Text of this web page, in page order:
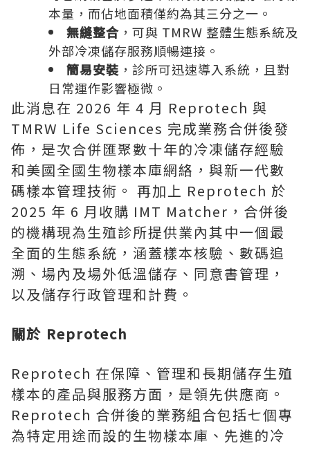
本量，而佔地面積僅約為其三分之一。
無縫整合 ，可與 TMRW 整體生態系統及
外部冷凍儲存服務順暢連接。
簡易安裝 ，診所可迅速導入系統，且對
日常運作影響極微。
此消息在 2026 年 4 月 Reprotech 與
TMRW Life Sciences 完成業務合併後發
佈，是次合併匯聚數十年的冷凍儲存經驗
和美國全國生物樣本庫網絡，與新一代數
碼樣本管理技術。 再加上 Reprotech 於
2025 年 6 月收購 IMT Matcher，合併後
的機構現為生殖診所提供業內其中一個最
全面的生態系統，涵蓋樣本核驗、數碼追
溯、場內及場外低溫儲存、同意書管理，
以及儲存行政管理和計費。
關於 Reprotech
Reprotech 在保障、管理和長期儲存生殖
樣本的產品與服務方面，是領先供應商。
Reprotech 合併後的業務組合包括七個專
為特定用途而設的生物樣本庫、先進的冷